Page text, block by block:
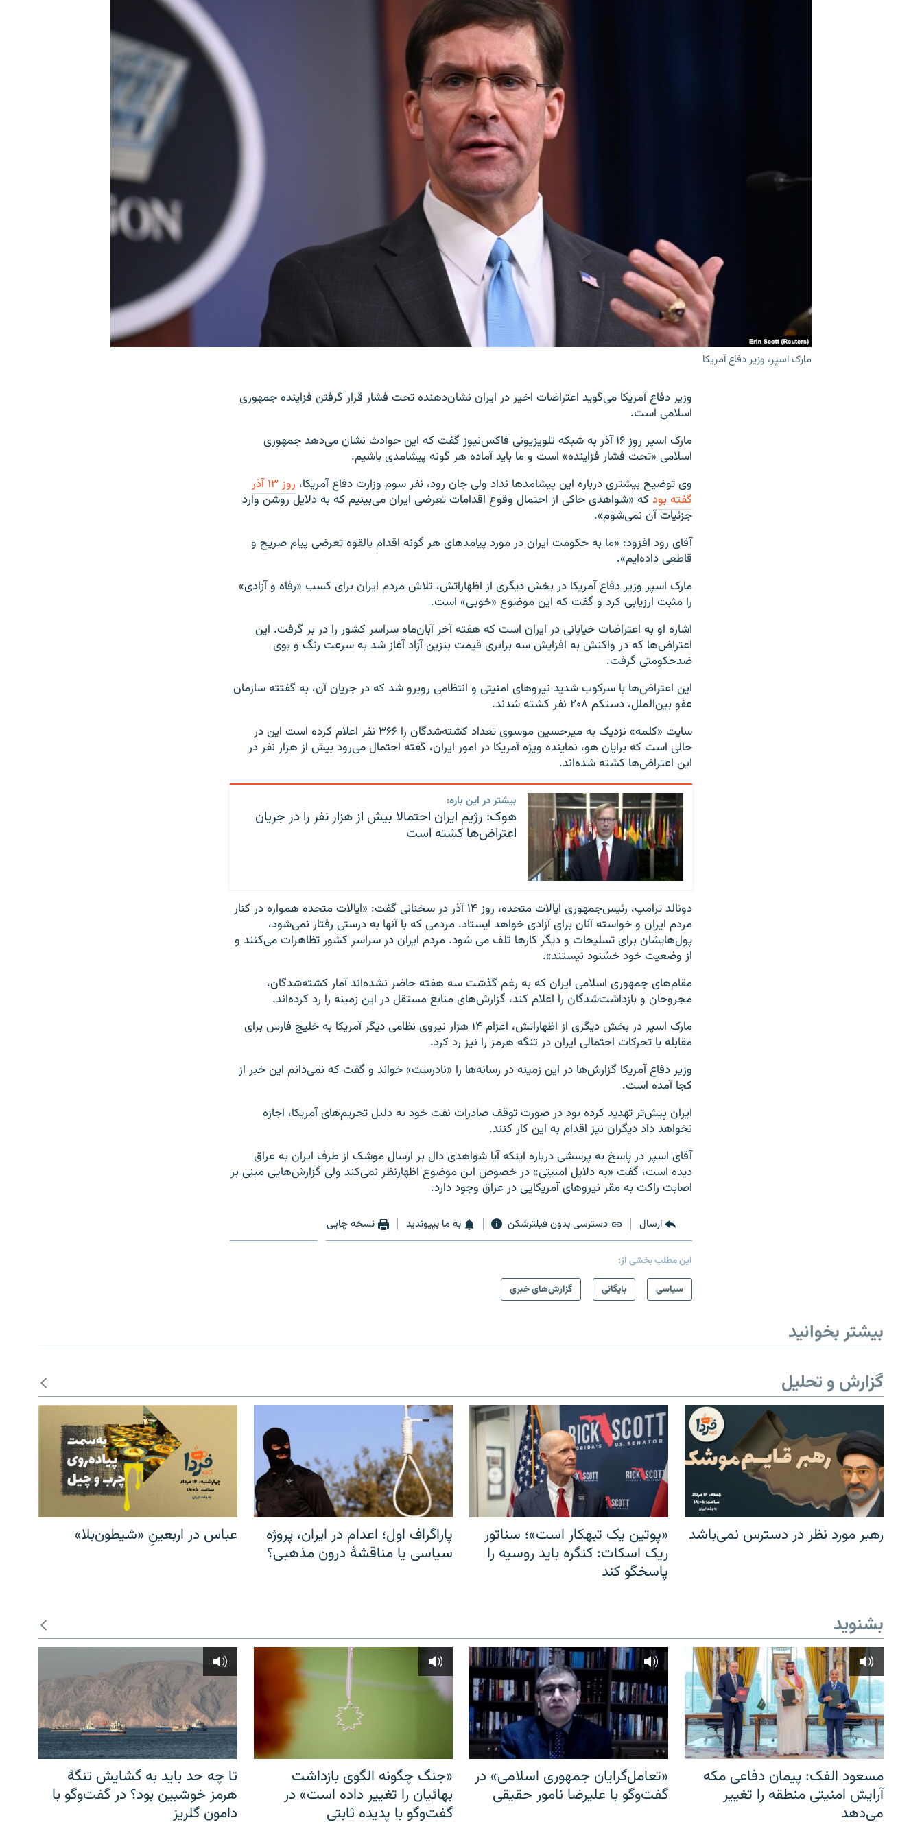
مارک اسپر، وزیر دفاع آمریکا
وزیر دفاع آمریکا می‌گوید اعتراضات اخیر در ایران نشان‌دهنده تحت فشار قرار گرفتن فزاینده جمهوری
اسلامی است.
مارک اسپر روز ۱۶ آذر به شبکه تلویزیونی فاکس‌نیوز گفت که این حوادث نشان می‌دهد جمهوری
اسلامی «تحت فشار فزاینده» است و ما باید آماده هر گونه پیشامدی باشیم.
وی توضیح بیشتری درباره این پیشامدها نداد ولی جان رود، نفر سوم وزارت دفاع آمریکا،
روز ۱۳ آذر
گفته بود که «شواهدی حاکی از احتمال وقوع اقدامات تعرضی ایران می‌بینیم که به دلایل روشن وارد
جزئیات آن نمی‌شوم».
آقای رود افزود: «ما به حکومت ایران در مورد پیامدهای هر گونه اقدام بالقوه تعرضی پیام صریح و
قاطعی داده‌ایم».
مارک اسپر وزیر دفاع آمریکا در بخش دیگری از اظهاراتش، تلاش مردم ایران برای کسب «رفاه و آزادی»
را مثبت ارزیابی کرد و گفت که این موضوع «خوبی» است.
اشاره او به اعتراضات خیابانی در ایران است که هفته آخر آبان‌ماه سراسر کشور را در بر گرفت. این
اعتراض‌ها که در واکنش به افزایش سه برابری قیمت بنزین آزاد آغاز شد به سرعت رنگ و بوی
ضدحکومتی گرفت.
این اعتراض‌ها با سرکوب شدید نیروهای امنیتی و انتظامی روبرو شد که در جریان آن، به گفتته سازمان
عفو بین‌الملل، دستکم ۲۰۸ نفر کشته شدند.
سایت «کلمه» نزدیک به میرحسین موسوی تعداد کشته‌شدگان را ۳۶۶ نفر اعلام کرده است این در
حالی است که برایان هو، نماینده ویژه آمریکا در امور ایران، گفته احتمال می‌رود بیش از هزار نفر در
این اعتراض‌ها کشته شده‌اند.
بیشتر در این باره:
هوک: رژیم ایران احتمالا بیش از هزار نفر را در جریان
اعتراض‌ها کشته است
دونالد ترامپ، رئیس‌جمهوری ایالات متحده، روز ۱۴ آذر در سخنانی گفت: «ایالات متحده همواره در کنار
مردم ایران و خواسته آنان برای آزادی خواهد ایستاد. مردمی که با آنها به درستی رفتار نمی‌شود،
پول‌هایشان برای تسلیحات و دیگر کارها تلف می شود. مردم ایران در سراسر کشور تظاهرات می‌کنند و
از وضعیت خود خشنود نیستند».
مقام‌های جمهوری اسلامی ایران که به رغم گذشت سه هفته حاضر نشده‌اند آمار کشته‌شدگان،
مجروحان و بازداشت‌شدگان را اعلام کند، گزارش‌های منابع مستقل در این زمینه را رد کرده‌اند.
مارک اسپر در بخش دیگری از اظهاراتش، اعزام ۱۴ هزار نیروی نظامی دیگر آمریکا به خلیج فارس برای
مقابله با تحرکات احتمالی ایران در تنگه هرمز را نیز رد کرد.
وزیر دفاع آمریکا گزارش‌ها در این زمینه در رسانه‌ها را «نادرست» خواند و گفت که نمی‌دانم این خبر از
کجا آمده است.
ایران پیش‌تر تهدید کرده بود در صورت توقف صادرات نفت خود به دلیل تحریم‌های آمریکا، اجازه
نخواهد داد دیگران نیز اقدام به این کار کنند.
آقای اسپر در پاسخ به پرسشی درباره اینکه آیا شواهدی دال بر ارسال موشک از طرف ایران به عراق
دیده است، گفت «به دلایل امنیتی» در خصوص این موضوع اظهارنظر نمی‌کند ولی گزارش‌هایی مبنی بر
اصابت راکت‌ به مقر نیروهای آمریکایی در عراق وجود دارد.
ارسال دسترسی بدون فیلترشکن به ما بپیوندید نسخه چاپی
این مطلب بخشی از:
سیاسی
بایگانی گزارش‌های خبری
بیشتر بخوانید
گزارش و تحلیل
رهبر مورد نظر در دسترس نمی‌باشد
«پوتین یک تبهکار است»؛ سناتور
ریک اسکات: کنگره باید روسیه را
پاسخگو کند
پاراگراف اول؛ اعدام در ایران، پروژه
سیاسی یا مناقشهٔ درون مذهبی؟
عباس در اربعینِ «شیطون‌بلا»
بشنوید
مسعود الفک: پیمان دفاعی مکه
آرایش امنیتی منطقه را تغییر
می‌دهد
«تعامل‌گرایان جمهوری اسلامی» در
گفت‌وگو با علیرضا نامور حقیقی
«جنگ چگونه الگوی بازداشت
بهائیان را تغییر داده است» در
گفت‌وگو با پدیده ثابتی
تا چه حد باید به گشایش تنگهٔ
هرمز خوشبین بود؟ در گفت‌وگو با
دامون گلریز